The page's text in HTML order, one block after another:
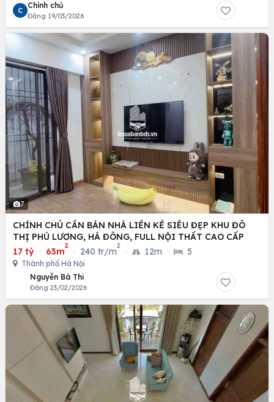
C
Chính chủ
Đăng 19/03/2026
7
CHÍNH CHỦ CẦN BÁN NHÀ LIỀN KỀ SIÊU ĐẸP KHU ĐÔ
THỊ PHÚ LƯƠNG, HÀ ĐÔNG, FULL NỘI THẤT CAO CẤP
17 tỷ · 63m
2
· 240 tr/m
2
· 12m · 5
Thành phố Hà Nội
Nguyễn Bá Thi
Đăng 23/02/2026